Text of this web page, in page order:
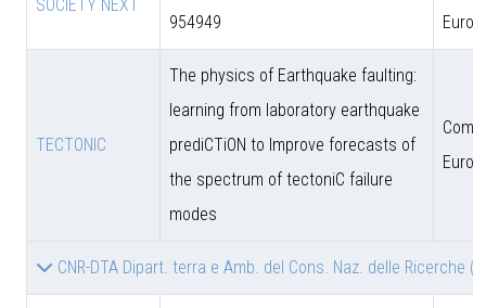
SOCIETY NEXT
954949
TECTONIC
The physics of Earthquake faulting:
learning from laboratory earthquake
prediCTiON to Improve forecasts of
the spectrum of tectoniC failure
modes
CNR-DTA Dipart. terra e Amb. del Cons. Naz. delle Ricerche (